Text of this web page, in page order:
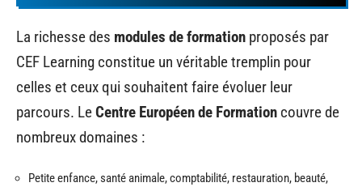
La richesse des modules de formation proposés par
CEF Learning constitue un véritable tremplin pour
celles et ceux qui souhaitent faire évoluer leur
parcours. LeCentre Européen de Formation couvre de
nombreux domaines :
Petite enfance, santé animale, comptabilité, restauration, beauté,